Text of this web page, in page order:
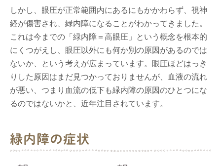
しかし、眼圧が正常範囲内にあるにもかかわらず、視神
経が傷害され、緑内障になることがわかってきました。
これは今までの「緑内障＝高眼圧」という概念を根本的
にくつがえし、眼圧以外にも何か別の原因があるのでは
ないか、という考えが広まっています。眼圧ほどはっき
りした原因はまだ見つかっておりませんが、血液の流れ
が悪い、つまり血流の低下も緑内障の原因のひとつにな
るのではないかと、近年注目されています。
緑内障の症状